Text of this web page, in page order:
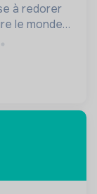
à redorer
le monde
en
diplôme.